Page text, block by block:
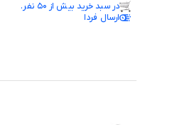
در سبد خرید بیش از ۵۰ نفر.
فقط ۳ عدد در انبار موجود است.
ارسال فردا